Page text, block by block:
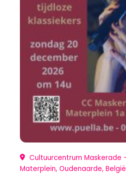
Cultuurcentrum Maskerade
Materplein, Oudenaarde, België